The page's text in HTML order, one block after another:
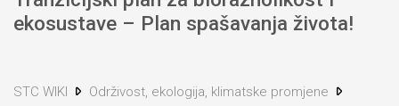
ekosustave – Plan spašavanja života!
STC WIKI
Održivost, ekologija, klimatske promjene